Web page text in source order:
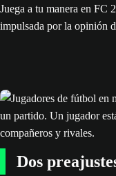
Juega a tu manera en FC
impulsada por la opinión
Dos